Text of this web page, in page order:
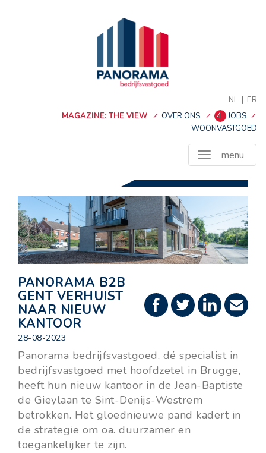
NL | FR
MAGAZINE: THE VIEW
OVER ONS 4 JOBS
WOONVASTGOED
menu
PANORAMA B2B
GENT VERHUIST
NAAR NIEUW
KANTOOR
28-08-2023
Panorama bedrijfsvastgoed, dé specialist in
bedrijfsvastgoed met hoofdzetel in Brugge,
heeft hun nieuw kantoor in de Jean-Baptiste
de Gieylaan te Sint-Denijs-Westrem
betrokken. Het gloednieuwe pand kadert in
de strategie om oa. duurzamer en
toegankelijker te zijn.